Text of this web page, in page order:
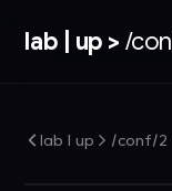
lab | up > /
lab | up > /conf/2